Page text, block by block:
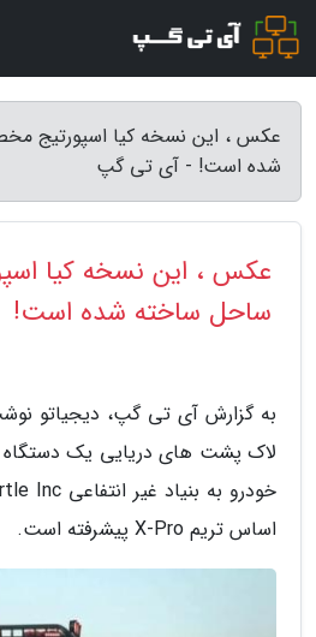
عکس ، این نسخه کیا اسپورتیج
شده است! - آی تی گپ
عکس ، این نسخه کیا
ساحل ساخته شده است!
به گزارش آی تی گپ، دیجیاتو
لاک پشت های دریایی یک دستگاه
اساس تریم X-Pro پیشرفته است.